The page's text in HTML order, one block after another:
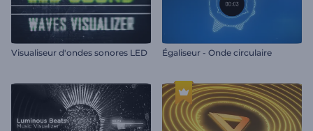
Visualiseur d'ondes sonores LED Égaliseur - Onde circulaire